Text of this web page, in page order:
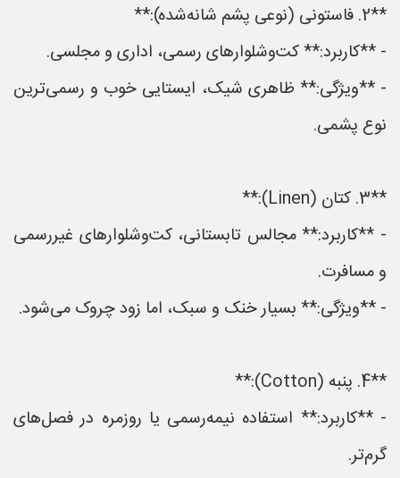
**2. فاستونی (نوعی پشم شانه‌شده):**
- **کاربرد:** کت‌وشلوارهای رسمی، اداری و مجلسی.
- **ویژگی:** ظاهری شیک، ایستایی خوب و رسمی‌ترین
نوع پشمی.
**3. کتان (Linen):**
- **کاربرد:** مجالس تابستانی، کت‌وشلوارهای غیررسمی
و مسافرت.
- **ویژگی:** بسیار خنک و سبک، اما زود چروک می‌شود.
**4. پنبه (Cotton):**
- **کاربرد:** استفاده نیمه‌رسمی یا روزمره در فصل‌های
گرم‌تر.